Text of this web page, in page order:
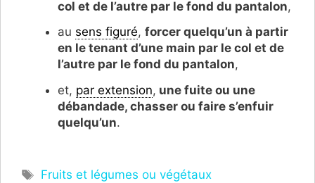
col et de l’autre par le fond du pantalon,
au sens figuré, forcer quelqu’un à partir
en le tenant d’une main par le col et de
l’autre par le fond du pantalon,
et, par extension, une fuite ou une
débandade, chasser ou faire s’enfuir
quelqu’un.
Étiquettes
Fruits et légumes ou végétaux